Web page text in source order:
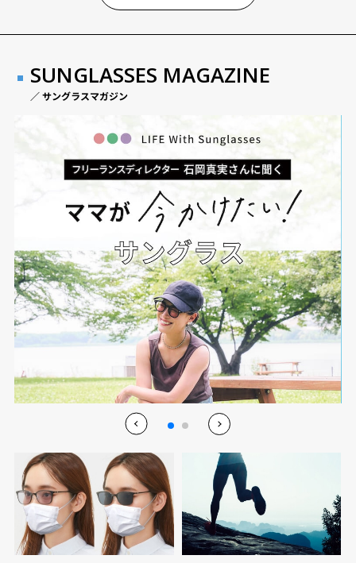
SUNGLASSES MAGAZINE
／ サングラスマガジン